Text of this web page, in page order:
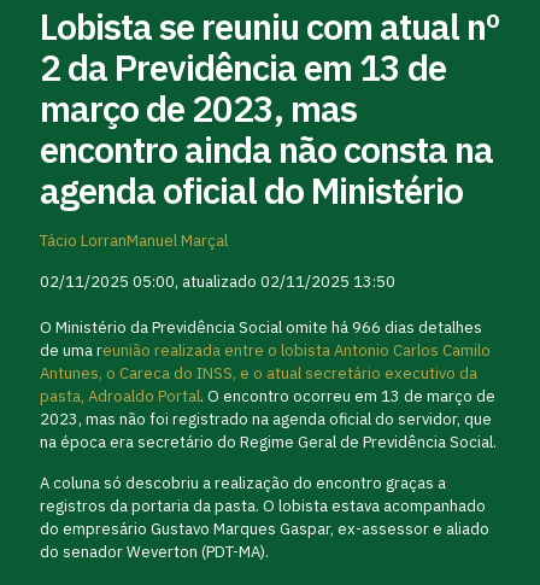
Lobista se reuniu com atual nº
2 da Previdência em 13 de
março de 2023, mas
encontro ainda não consta na
agenda oficial do Ministério
Tácio LorranManuel Marçal
02/11/2025 05:00, atualizado 02/11/2025 13:50
O Ministério da Previdência Social omite há 966 dias detalhes
de uma reunião realizada entre o lobista Antonio Carlos Camilo
Antunes, o Careca do INSS, e o atual secretário executivo da
pasta, Adroaldo Portal. O encontro ocorreu em 13 de março de
2023, mas não foi registrado na agenda oficial do servidor, que
na época era secretário do Regime Geral de Previdência Social.
A coluna só descobriu a realização do encontro graças a
registros da portaria da pasta. O lobista estava acompanhado
do empresário Gustavo Marques Gaspar, ex-assessor e aliado
do senador Weverton (PDT-MA).